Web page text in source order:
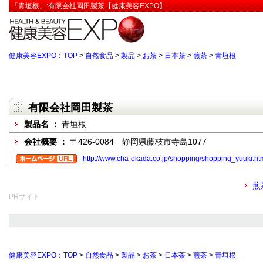
「青垣根」:有限会社岡田製茶【健康美容EXPO】
健康美容EXPO：TOP > 自然食品 > 製品 > お茶 > 日本茶 > 煎茶 > 青垣根
有限会社岡田製茶
製品名 ： 青垣根
会社概要 ： 〒426-0084 静岡県藤枝市寺島1077
http://www.cha-okada.co.jp/shopping/
煎
PRサイト
健康美容EXPO：TOP > 自然食品 > 製品 > お茶 > 日本茶 > 煎茶 > 青垣根